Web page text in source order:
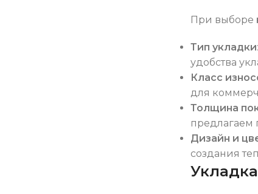
При выборе
Тип укладки
удобства
Класс
для
Толщина
предлагаем
Дизайн и
создания